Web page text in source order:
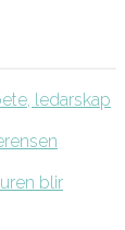
ledarskap
blir